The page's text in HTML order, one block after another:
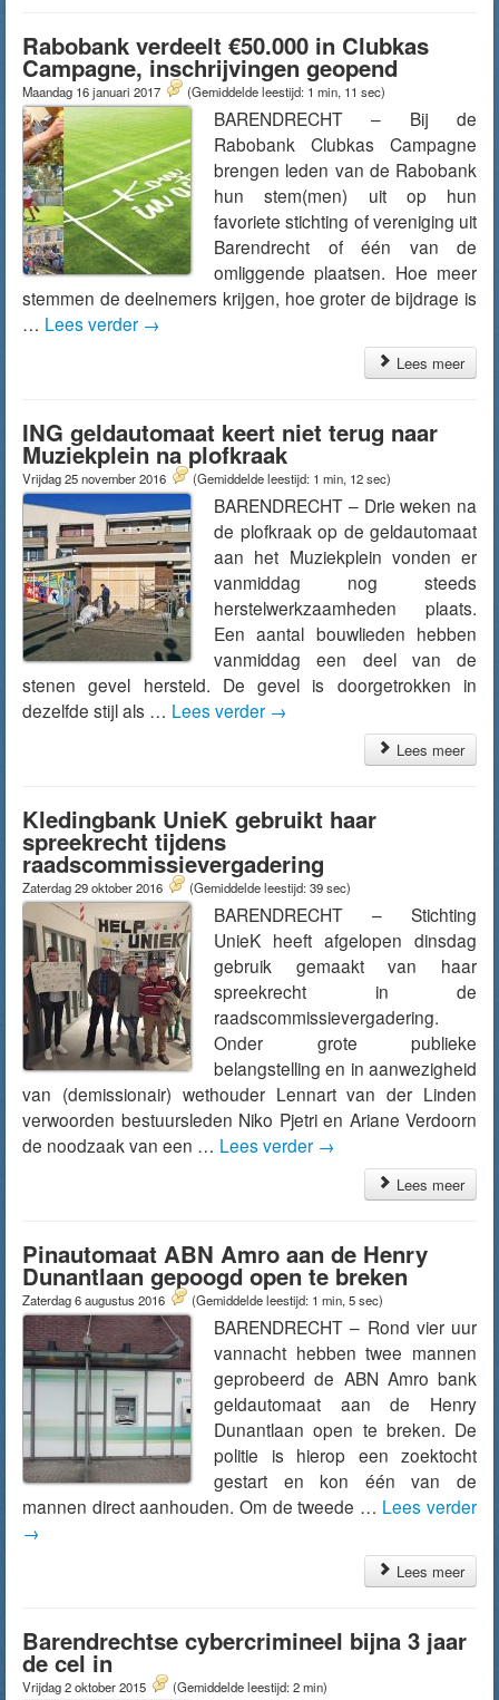
Rabobank verdeelt €50.000 in Clubkas
Campagne, inschrijvingen geopend
Maandag 16 januari 2017 (Gemiddelde leestijd: 1 min, 11 sec)
BARENDRECHT – Bij de
Rabobank Clubkas Campagne
brengen leden van de Rabobank
hun stem(men) uit op hun
favoriete stichting of vereniging uit
Barendrecht of één van de
omliggende plaatsen. Hoe meer
stemmen de deelnemers krijgen, hoe groter de bijdrage is
… Lees verder →
Lees meer
ING geldautomaat keert niet terug naar
Muziekplein na plofkraak
Vrijdag 25 november 2016 (Gemiddelde leestijd: 1 min, 12 sec)
BARENDRECHT – Drie weken na
de plofkraak op de geldautomaat
aan het Muziekplein vonden er
vanmiddag nog steeds
herstelwerkzaamheden plaats.
Een aantal bouwlieden hebben
vanmiddag een deel van de
stenen gevel hersteld. De gevel is doorgetrokken in
dezelfde stijl als … Lees verder →
Lees meer
Kledingbank UnieK gebruikt haar
spreekrecht tijdens
raadscommissievergadering
Zaterdag 29 oktober 2016 (Gemiddelde leestijd: 39 sec)
BARENDRECHT – Stichting
UnieK heeft afgelopen dinsdag
gebruik gemaakt van haar
spreekrecht in de
raadscommissievergadering.
Onder grote publieke
belangstelling en in aanwezigheid
van (demissionair) wethouder Lennart van der Linden
verwoorden bestuursleden Niko Pjetri en Ariane Verdoorn
de noodzaak van een … Lees verder →
Lees meer
Pinautomaat ABN Amro aan de Henry
Dunantlaan gepoogd open te breken
Zaterdag 6 augustus 2016 (Gemiddelde leestijd: 1 min, 5 sec)
BARENDRECHT – Rond vier uur
vannacht hebben twee mannen
geprobeerd de ABN Amro bank
geldautomaat aan de Henry
Dunantlaan open te breken. De
politie is hierop een zoektocht
gestart en kon één van de
mannen direct aanhouden. Om de tweede … Lees verder
→
Lees meer
Barendrechtse cybercrimineel bijna 3 jaar
de cel in
Vrijdag 2 oktober 2015 (Gemiddelde leestijd: 2 min)